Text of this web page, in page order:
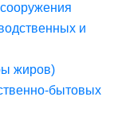
и
жиров)
бытовых